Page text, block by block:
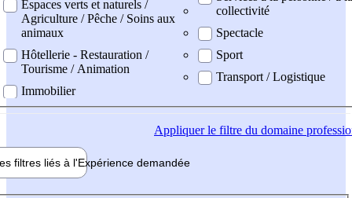
Espaces verts et naturels /
Agriculture / Pêche / Soins aux
animaux
Hôtellerie - Restauration /
Tourisme / Animation
Immobilier
collectivité
Spectacle
Sport
Transport / Logistique
Appliquerle filtre du domaine
filtres liés à l'Expérience demandée